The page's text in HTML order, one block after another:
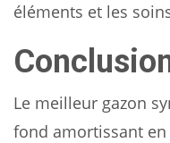
éléments et les
Le meilleur gazon
fond amortissant